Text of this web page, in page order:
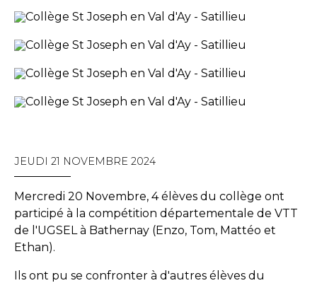
JEUDI 21 NOVEMBRE 2024
Mercredi 20 Novembre, 4 élèves du collège ont
participé à la compétition départementale de VTT
de l'UGSEL à Bathernay (Enzo, Tom, Mattéo et
Ethan).
Ils ont pu se confronter à d'autres élèves du